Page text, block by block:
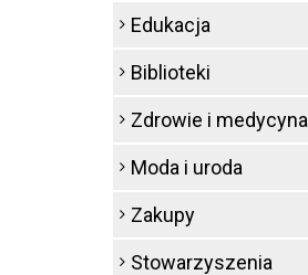
Edukacja
Biblioteki
Zdrowie i medycyna
Moda i uroda
Zakupy
Stowarzyszenia